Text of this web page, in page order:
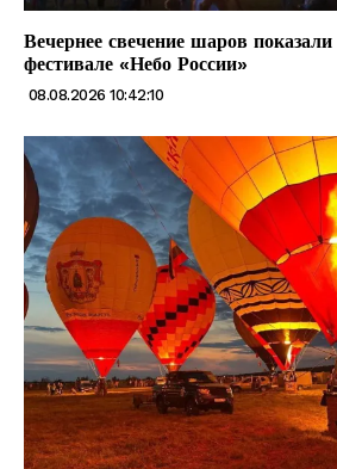
Вечернее свечение шаров
фестивале «Небо России»
08.08.2026 10:42:10